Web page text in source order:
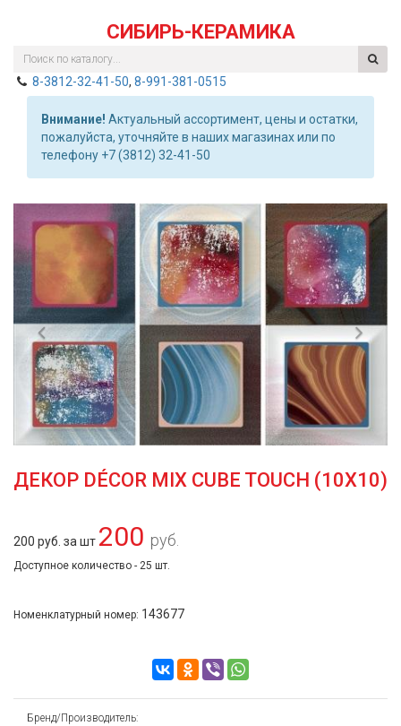
СИБИРЬ-КЕРАМИКА
8-3812-32-41-50, 8-991-381-0515
Внимание! Актуальный ассортимент, цены и остатки,
пожалуйста, уточняйте в наших магазинах или по
телефону +7 (3812) 32-41-50
Previous
ДЕКОР DÉCOR MIX CUBE TOUCH (10X10)
200 руб. за шт 200 руб.
Доступное количество - 25 шт.
Номенклатурный номер: 143677
Бренд/Производитель: